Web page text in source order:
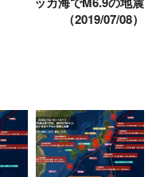
（2019/07/08）